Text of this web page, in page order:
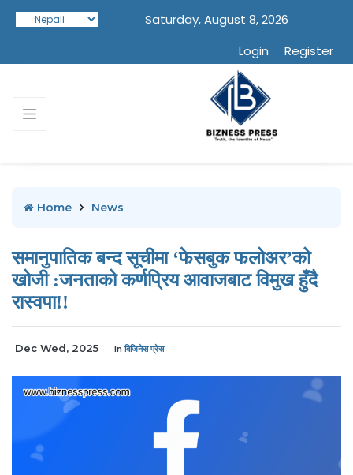
Saturday, August 8, 2026
Login
Register
Home News
समानुपातिक बन्द सूचीमा ‘फेसबुक फलोअर’को
खोजी :जनताको कर्णप्रिय आवाजबाट विमुख हुँदै
रास्वपा!!
Dec Wed, 2025 In बिजिनेस प्रेस